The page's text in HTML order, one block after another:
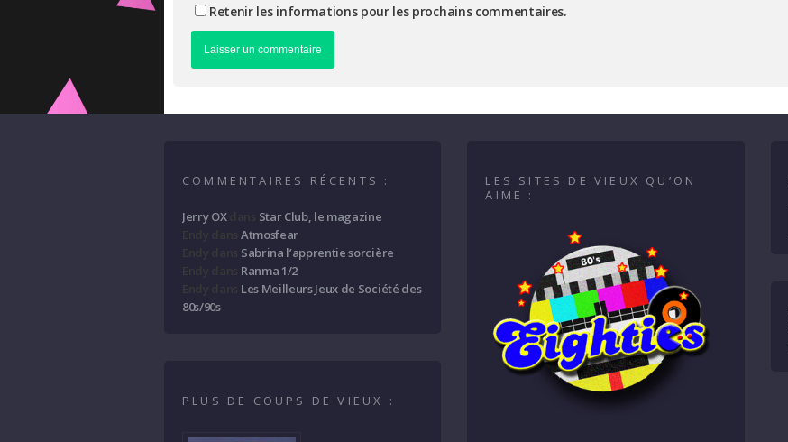
Retenir les informations pour les prochains commentaires.
COMMENTAIRES RÉCENTS :
Jerry OXdans Star Club, le magazine
Atmosfear
Sabrina l’apprentie sorcière
Ranma 1/2
Les Meilleurs Jeux de Société des
80s/90s
PLUS DE COUPS DE VIEUX :
LES SITES DE VIEUX QU’ON
AIME :